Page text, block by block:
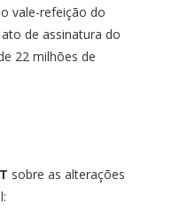
vale-refeição do
de assinatura do
22 milhões de
sobre as alterações